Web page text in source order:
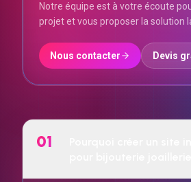
Notre équipe est à votre écoute
projet et vous proposer la solution
Nous contacter Devis
01